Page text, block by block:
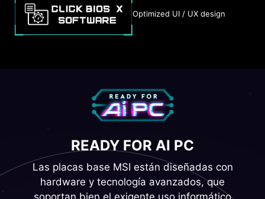
Optimized UI / UX design
READY FOR AI PC
Las placas base MSI están diseñadas con
hardware y tecnología avanzados, que
soportan bien el exigente uso informático
por ejemplo, ajusta automáticamente la
configuración en función de las aplicaciones que
estés utilizando, garantizando un rendimiento sin